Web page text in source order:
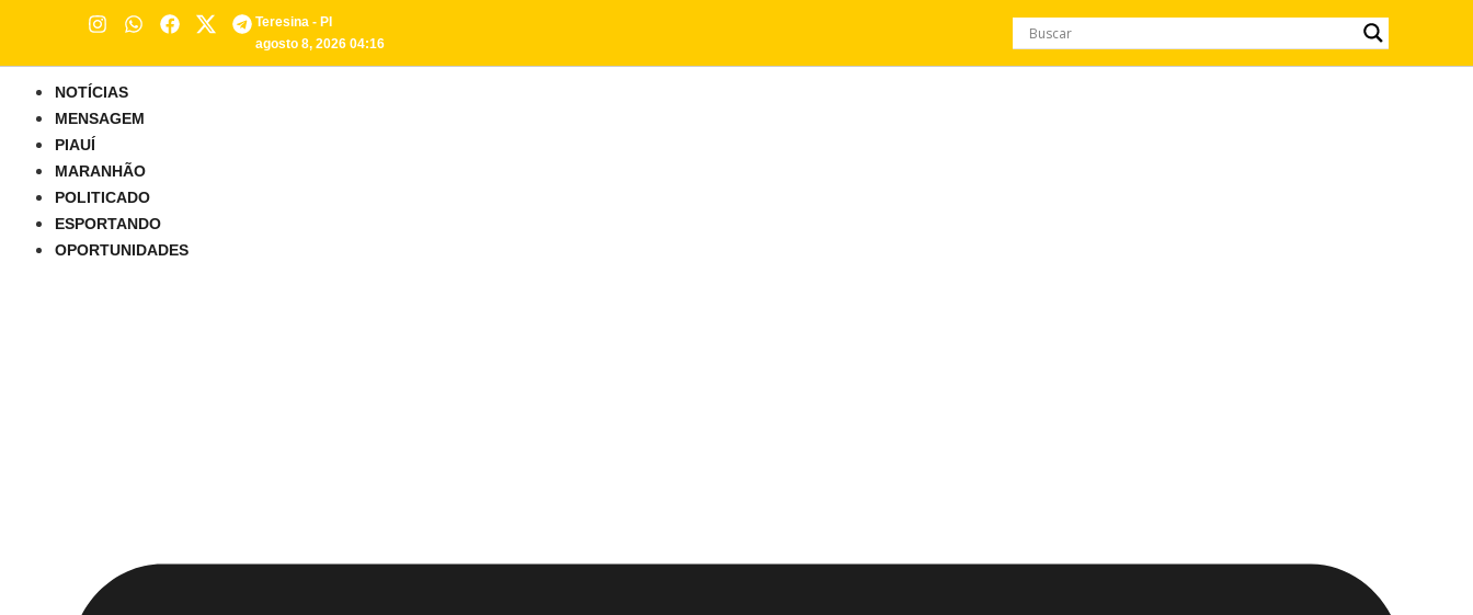
Teresina - PI
agosto 8, 2026 04:16
NOTÍCIAS
MENSAGEM
PIAUÍ
MARANHÃO
POLITICADO
ESPORTANDO
OPORTUNIDADES